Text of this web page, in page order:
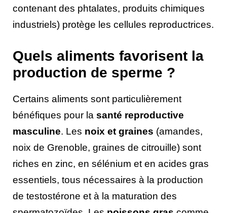
contenant des phtalates, produits chimiques
industriels) protège les cellules reproductrices.
Quels aliments favorisent la
production de sperme ?
Certains aliments sont particulièrement
bénéfiques pour la santé reproductive
masculine. Les noix et graines (amandes,
noix de Grenoble, graines de citrouille) sont
riches en zinc, en sélénium et en acides gras
essentiels, tous nécessaires à la production
de testostérone et à la maturation des